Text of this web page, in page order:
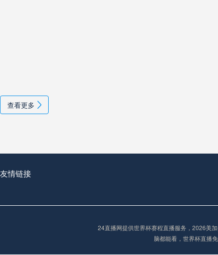
查看更多
友情链接
24直播网提供世界杯赛程直播服务，2026美
脑都能看，世界杯直播